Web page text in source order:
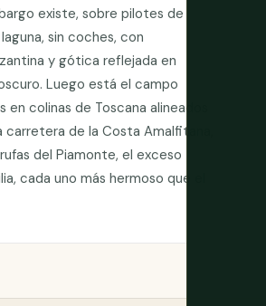
existe, sobre pilotes de
sin coches, con
y gótica reflejada en
Luego está el campo
en colinas de Toscana alineados
carretera de la Costa Amalfitana,
del Piamonte, el exceso
cada uno más hermoso que el